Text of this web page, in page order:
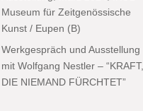
Museum für Zeitgenössische
Kunst / Eupen (B)
Werkgespräch und Ausstellung
mit Wolfgang Nestler – “KRAFT,
DIE NIEMAND FÜRCHTET”